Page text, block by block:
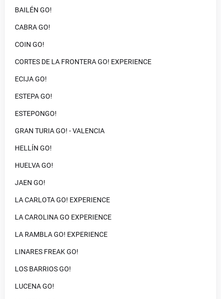
BAILÉN GO!
CABRA GO!
COIN GO!
CORTES DE LA FRONTERA GO! EXPERIENCE
ECIJA GO!
ESTEPA GO!
ESTEPONGO!
GRAN TURIA GO! - VALENCIA
HELLÍN GO!
HUELVA GO!
JAEN GO!
LA CARLOTA GO! EXPERIENCE
LA CAROLINA GO EXPERIENCE
LA RAMBLA GO! EXPERIENCE
LINARES FREAK GO!
LOS BARRIOS GO!
LUCENA GO!